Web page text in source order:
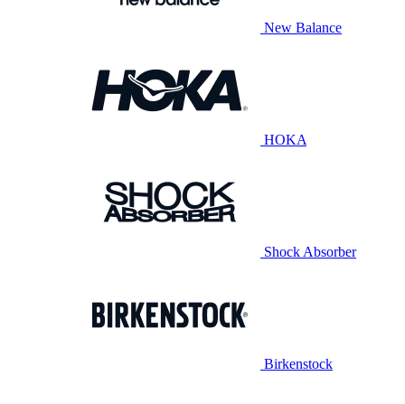
New Balance
HOKA
Shock Absorber
Birkenstock